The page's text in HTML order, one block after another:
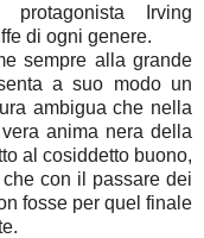
Irving
di ogni genere.
sempre alla grande
a suo modo un
ambigua che nella
anima nera della
al cosiddetto buono,
con il passare dei
fosse per quel finale